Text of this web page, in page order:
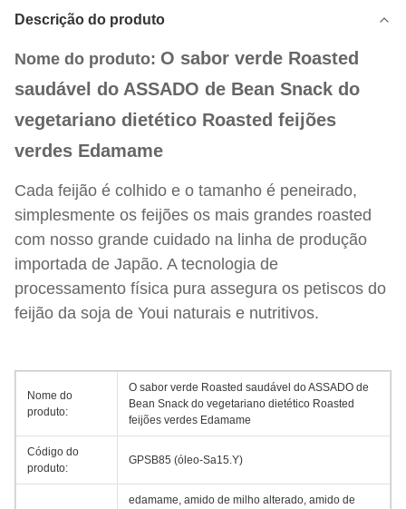
Descrição do produto
Nome do produto: O sabor verde Roasted
saudável do ASSADO de Bean Snack do
vegetariano dietético Roasted feijões
verdes Edamame
Cada feijão é colhido e o tamanho é peneirado,
simplesmente os feijões os mais grandes roasted
com nosso grande cuidado na linha de produção
importada de Japão. A tecnologia de
processamento física pura assegura os petiscos do
feijão da soja de Youi naturais e nutritivos.
Nome do
produto:
O sabor verde Roasted saudável do ASSADO de
Bean Snack do vegetariano dietético Roasted
feijões verdes Edamame
Código do
produto:
GPSB85 (óleo-Sa15.Y)
edamame, amido de milho alterado, amido de